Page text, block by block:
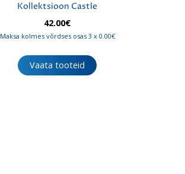
Kollektsioon Castle
42.00€
Maksa kolmes võrdses osas 3 x 0.00€
Vaata tooteid